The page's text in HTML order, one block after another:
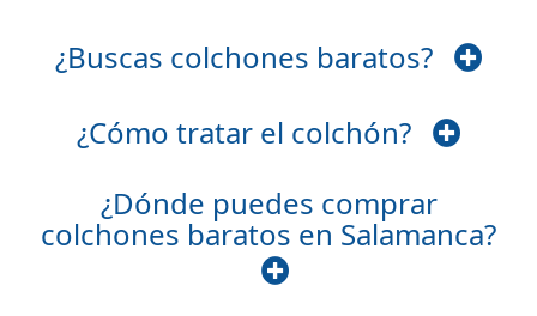
¿Buscas colchones baratos?
¿Cómo tratar el colchón?
¿Dónde puedes comprar
colchones baratos en Salamanca?